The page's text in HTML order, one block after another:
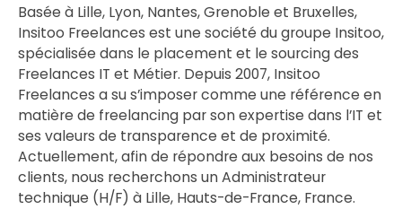
Basée à Lille, Lyon, Nantes, Grenoble et Bruxelles,
Insitoo Freelances est une société du groupe Insitoo,
spécialisée dans le placement et le sourcing des
Freelances IT et Métier. Depuis 2007, Insitoo
Freelances a su s’imposer comme une référence en
matière de freelancing par son expertise dans l’IT et
ses valeurs de transparence et de proximité.
Actuellement, afin de répondre aux besoins de nos
clients, nous recherchons un Administrateur
technique (H/F) à Lille, Hauts-de-France, France.